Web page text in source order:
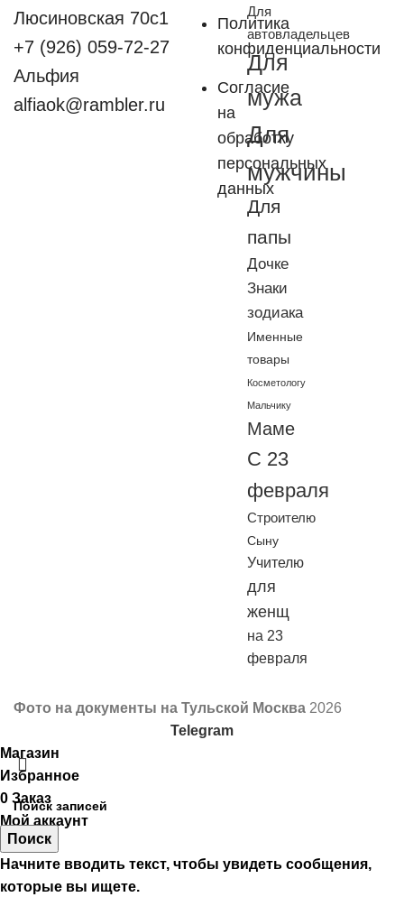
Люсиновская 70с1
+7 (926) 059-72-27
Альфия
alfiaok@rambler.ru
Политика
конфиденциальности
Согласие
на
обработку
персональных
данных
Для
автовладельцев
Для
мужа
Для
мужчины
Для
папы
Дочке
Знаки
зодиака
Именные
товары
Косметологу
Мальчику
Маме
С 23
февраля
Строителю
Сыну
Учителю
для
женщ
на 23
февраля
Фото на документы на Тульской Москва 2026
Telegram
Поиск
Начните вводить текст, чтобы увидеть сообщения,
которые вы ищете.
Магазин
Избранное
0 Заказ
Мой аккаунт